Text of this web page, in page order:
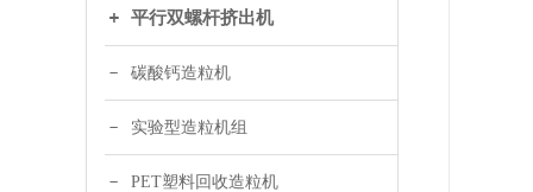
平行双螺杆挤出机
碳酸钙造粒机
实验型造粒机组
PET塑料回收造粒机